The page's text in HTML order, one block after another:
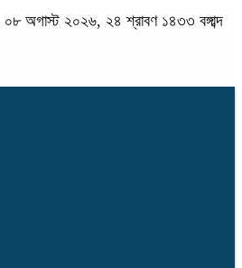
অগাস্ট ২০২৬, ২৪ শ্রাবণ ১৪৩৩ বঙ্গাব্দ